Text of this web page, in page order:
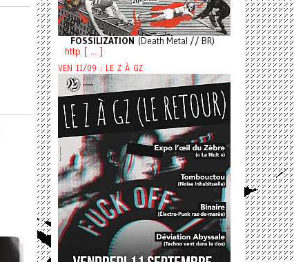
FOSSILIZATION (Death Metal // BR)
http [ ... ]
VEN 11/09 : LE Z À GZ